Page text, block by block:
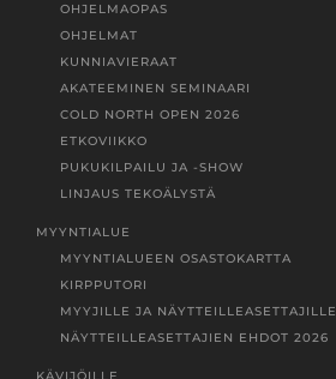
OHJELMAOPAS
OHJELMAT
KUNNIAVIERAAT
AKATEEMINEN SEMINAARI
COLD NORTH OPEN 2026
ETKOVIIKKO
PUKUKILPAILU JA -SHOW
LINJAUS TEKOÄLYSTÄ
MYYNTIALUE
MYYNTIALUEEN OSASTOKARTTA
KIRPPUTORI
MYYJILLE JA NÄYTTEILLEASETTAJILLE
NÄYTTEILLEASETTAJIEN EHDOT 2026